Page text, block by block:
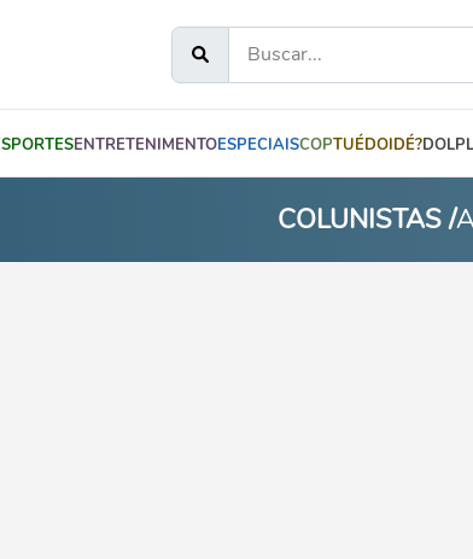
ENTRETENIMENTOESPECIAISCOPTUÉDOIDÉ?
COLUNISTAS /